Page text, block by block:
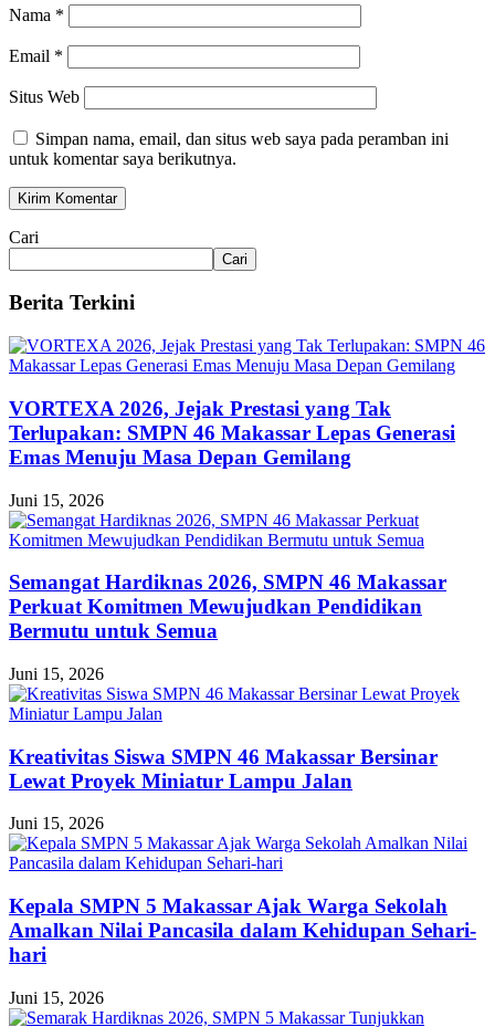
Nama *
Email *
Situs Web
Simpan nama, email, dan situs web saya pada peramban ini
untuk komentar saya berikutnya.
Cari
Cari
Berita Terkini
VORTEXA 2026, Jejak Prestasi yang Tak
Terlupakan: SMPN 46 Makassar Lepas Generasi
Emas Menuju Masa Depan Gemilang
Juni 15, 2026
Semangat Hardiknas 2026, SMPN 46 Makassar
Perkuat Komitmen Mewujudkan Pendidikan
Bermutu untuk Semua
Juni 15, 2026
Kreativitas Siswa SMPN 46 Makassar Bersinar
Lewat Proyek Miniatur Lampu Jalan
Juni 15, 2026
Kepala SMPN 5 Makassar Ajak Warga Sekolah
Amalkan Nilai Pancasila dalam Kehidupan Sehari-
hari
Juni 15, 2026